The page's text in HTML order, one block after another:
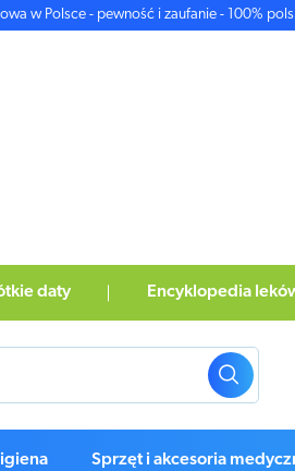
w Polsce - pewność i zaufanie - 100%
daty Encyklopedia
Sprzęt i akcesoria